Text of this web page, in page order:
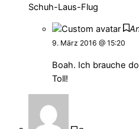
Schuh-Laus-Flug
9. März 2016 @ 15:20
Boah. Ich brauche
Toll!